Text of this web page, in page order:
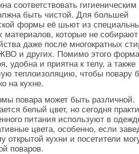
соответствовать гигиеническим
быть чистой. Для большей
формы её шьют из
материалов, которые не
даже после многократных
и других. Помимо этого
удобна и приятна к телу, а также
теплоизоляцию, чтобы повару
на кухне.
повара может быть различной.
белый цвет, но сегодня
питания используют в
цвета, особенно, если
открытой кухни и посетители
поваров.